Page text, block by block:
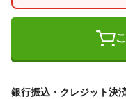
銀行振込・クレジット決